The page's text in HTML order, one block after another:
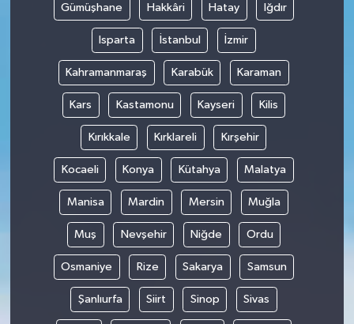
Gümüşhane Hakkâri Hatay Iğdır
Isparta İstanbul İzmir
Kahramanmaraş Karabük Karaman
Kars Kastamonu Kayseri Kilis
Kırıkkale Kırklareli Kırşehir
Kocaeli Konya Kütahya Malatya
Manisa Mardin Mersin Muğla
Muş Nevşehir Niğde Ordu
Osmaniye Rize Sakarya Samsun
Şanlıurfa Siirt Sinop Sivas